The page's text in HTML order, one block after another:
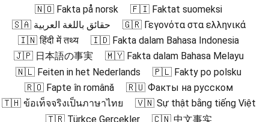
🇳🇴 Fakta på norsk
🇫🇮 Faktat suomeksi
🇸🇦 حقائق باللغة العربية
🇬🇷 Γεγονότα στα ελληνικά
🇮🇳 हिंदी में तथ्य
🇮🇩 Fakta dalam Bahasa Indonesia
🇯🇵 日本語の事実
🇲🇾 Fakta dalam Bahasa Melayu
🇳🇱 Feiten in het Nederlands
🇵🇱 Fakty po polsku
🇷🇴 Fapte în română
🇷🇺 Факты на русском
🇹🇭 ข้อเท็จจริงเป็นภาษาไทย
🇻🇳 Sự thật bằng tiếng Việt
🇹🇷 Türkçe Gerçekler
🇨🇳 中文事实